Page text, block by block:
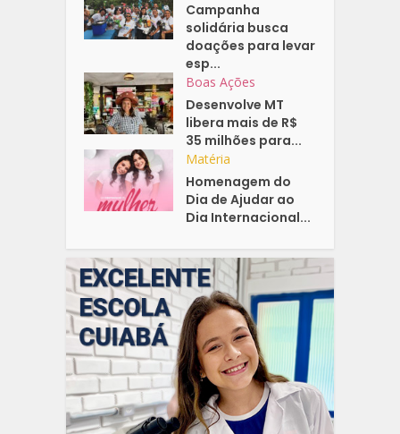
Campanha
solidária busca
doações para levar
esp...
Boas Ações
Desenvolve MT
libera mais de R$
35 milhões para...
Matéria
Homenagem do
Dia de Ajudar ao
Dia Internacional...